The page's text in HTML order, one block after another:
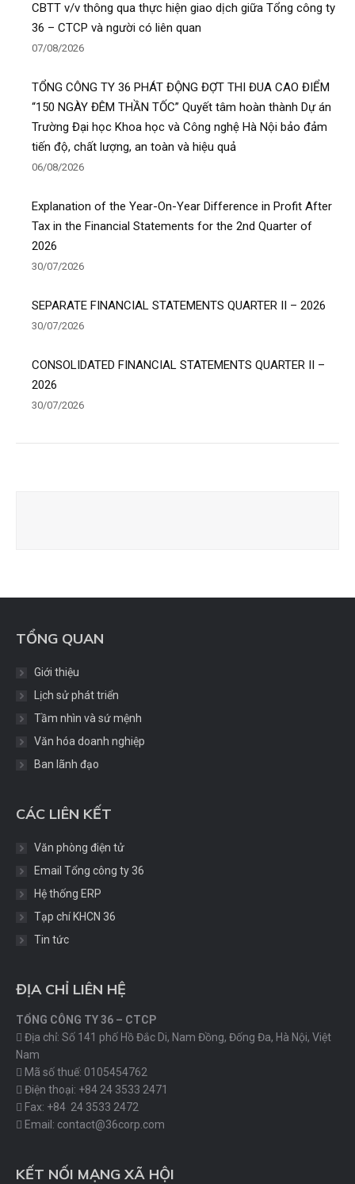
CBTT v/v thông qua thực hiện giao dịch giữa Tổng công ty
36 – CTCP và người có liên quan
07/08/2026
TỔNG CÔNG TY 36 PHÁT ĐỘNG ĐỢT THI ĐUA CAO ĐIỂM
“150 NGÀY ĐÊM THẦN TỐC” Quyết tâm hoàn thành Dự án
Trường Đại học Khoa học và Công nghệ Hà Nội bảo đảm
tiến độ, chất lượng, an toàn và hiệu quả
06/08/2026
Explanation of the Year-On-Year Difference in Profit After
Tax in the Financial Statements for the 2nd Quarter of
2026
30/07/2026
SEPARATE FINANCIAL STATEMENTS QUARTER II – 2026
30/07/2026
CONSOLIDATED FINANCIAL STATEMENTS QUARTER II –
2026
30/07/2026
TỔNG QUAN
Giới thiệu
Lịch sử phát triển
Tầm nhìn và sứ mệnh
Văn hóa doanh nghiệp
Ban lãnh đạo
CÁC LIÊN KẾT
Văn phòng điện tử
Email Tổng công ty 36
Hệ thống ERP
Tạp chí KHCN 36
Tin tức
ĐỊA CHỈ LIÊN HỆ
TỔNG CÔNG TY 36 – CTCP
Địa chỉ: Số 141 phố Hồ Đắc Di, Nam Đồng, Đống Đa, Hà Nội, Việt
Nam
Mã số thuế: 0105454762
Điện thoại: +84 24 3533 2471
Fax: +84 24 3533 2472
Email: contact@36corp.com
KẾT NỐI MẠNG XÃ HỘI